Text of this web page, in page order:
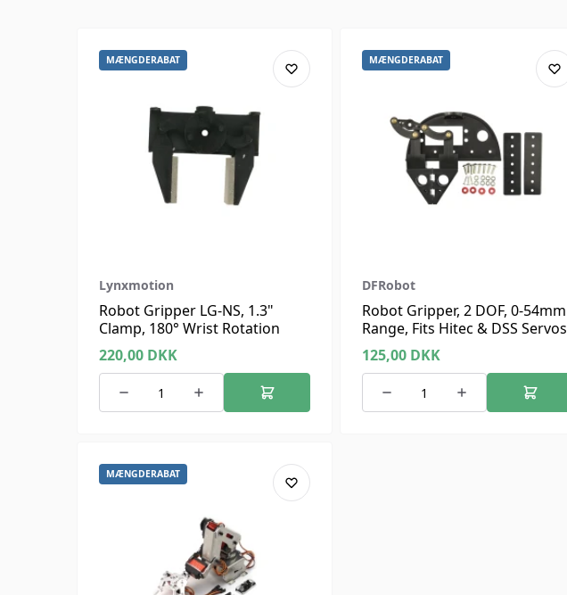
MÆNGDERABAT
Lynxmotion
Robot Gripper LG-NS, 1.3"
Clamp, 180° Wrist Rotation
220,00 DKK
MÆNGDERABAT
DFRobot
Robot Gripper, 2 DOF, 0-54mm
Range, Fits Hitec & DSS Servos
125,00 DKK
MÆNGDERABAT